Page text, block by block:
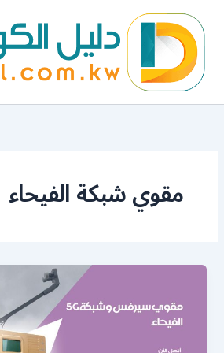
المحتوى
مقوي شبكة الفيحاء